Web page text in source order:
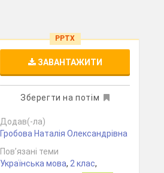
PPTX
ЗАВАНТАЖИТИ
Зберегти на потім
Додав(-ла)
Гробова Наталія Олександрівна
Пов’язані теми
Українська мова, 2 клас,